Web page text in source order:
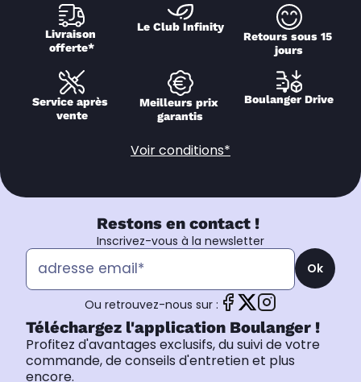
Livraison
offerte*
Le Club Infinity
Retours sous 15
jours
Service après
vente
Meilleurs prix
garantis
Boulanger Drive
Voir conditions*
Restons en contact !
Inscrivez-vous à la newsletter
Ok
Ou retrouvez-nous sur :
Téléchargez l'application Boulanger !
Profitez d'avantages exclusifs, du suivi de votre
commande, de conseils d'entretien et plus
encore.